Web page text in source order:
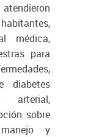
médica,
para
diabetes
arterial,
sobre
y